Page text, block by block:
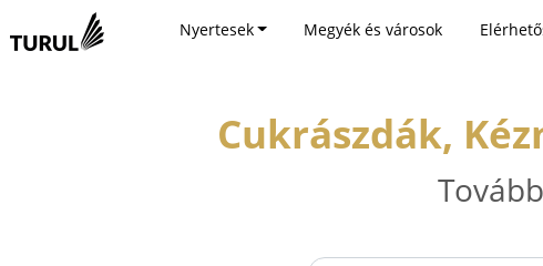
Nyertesek Megyék és városok
Cukrászdák,